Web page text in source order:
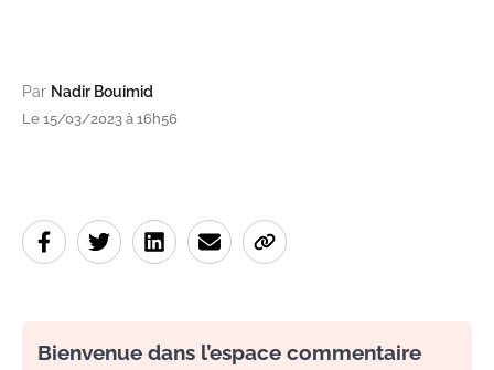
Par Nadir Bouimid
Le 15/03/2023 à 16h56
Bienvenue dans l’espace commentaire